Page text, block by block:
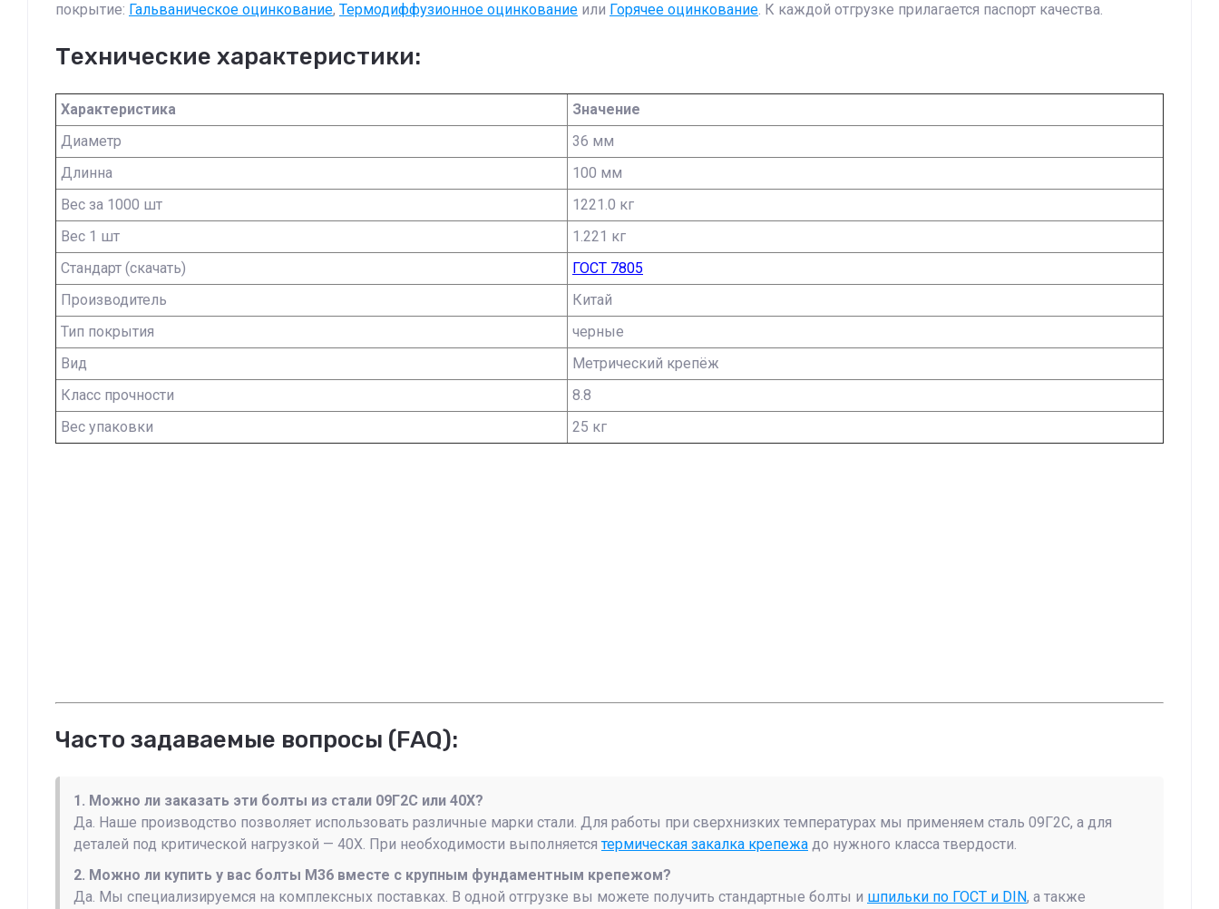
покрытие: Гальваническое оцинкование, Термодиффузионное оцинкование или Горячее оцинкование. К каждой отгрузке прилагается паспорт качества.
Технические характеристики:
Характеристика
Значение
Диаметр
36 мм
Длинна
100 мм
Вес за 1000 шт
1221.0 кг
Вес 1 шт
1.221 кг
Стандарт (скачать)
ГОСТ 7805
Производитель
Китай
Тип покрытия
черные
Вид
Метрический крепёж
Класс прочности
8.8
Вес упаковки
25 кг
Часто задаваемые вопросы (FAQ):
1. Можно ли заказать эти болты из стали 09Г2С или 40Х?
Да. Наше производство позволяет использовать различные марки стали. Для работы при сверхнизких температурах мы применяем сталь 09Г2С, а для
деталей под критической нагрузкой — 40Х. При необходимости выполняетсятермическая закалка крепежа до нужного класса твердости.
2. Можно ли купить у вас болты М36 вместе с крупным фундаментным крепежом?
Да. Мы специализируемся на комплексных поставках. В одной отгрузке вы можете получить стандартные болты и шпильки по ГОСТ и DIN, а также